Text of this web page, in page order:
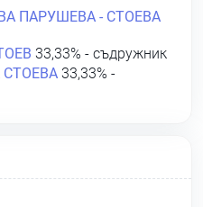
ПАРУШЕВА - СТОЕВА
33,33% - съдружник
СТОЕВА 33,33% -